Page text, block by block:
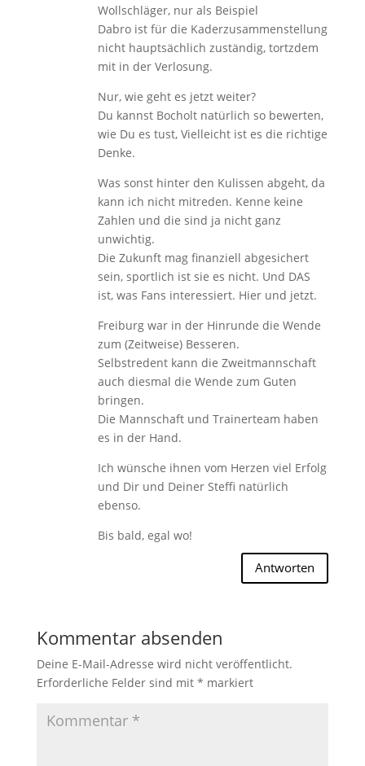
Wollschläger, nur als Beispiel
Dabro ist für die Kaderzusammenstellung
nicht hauptsächlich zuständig, tortzdem
mit in der Verlosung.
Nur, wie geht es jetzt weiter?
Du kannst Bocholt natürlich so bewerten,
wie Du es tust, Vielleicht ist es die richtige
Denke.
Was sonst hinter den Kulissen abgeht, da
kann ich nicht mitreden. Kenne keine
Zahlen und die sind ja nicht ganz
unwichtig.
Die Zukunft mag finanziell abgesichert
sein, sportlich ist sie es nicht. Und DAS
ist, was Fans interessiert. Hier und jetzt.
Freiburg war in der Hinrunde die Wende
zum (Zeitweise) Besseren.
Selbstredent kann die Zweitmannschaft
auch diesmal die Wende zum Guten
bringen.
Die Mannschaft und Trainerteam haben
es in der Hand.
Ich wünsche ihnen vom Herzen viel Erfolg
und Dir und Deiner Steffi natürlich
ebenso.
Bis bald, egal wo!
Antworten
Kommentar absenden
Deine E-Mail-Adresse wird nicht veröffentlicht.
Erforderliche Felder sind mit * markiert